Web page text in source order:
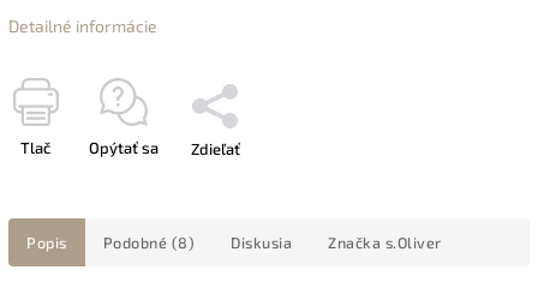
Detailné informácie
Tlač Opýtať sa Zdieľať
Popis Podobné (8) Diskusia Značka s.Oliver